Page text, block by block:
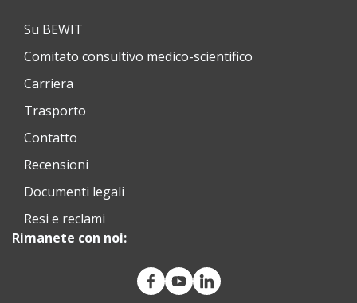
Su BEWIT
Comitato consultivo medico-scientifico
Carriera
Trasporto
Contatto
Recensioni
Documenti legali
Resi e reclami
Rimanete con noi: